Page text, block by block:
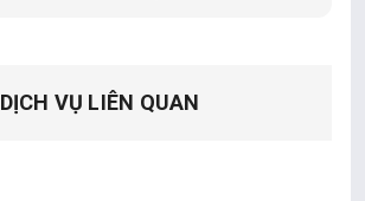
DỊCH VỤ LIÊN QUAN